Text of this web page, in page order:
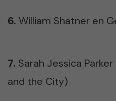
6. William Shatner en
7. Sarah Jessica
and the City)